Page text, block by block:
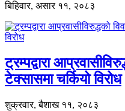
बिहिवार, असार ११, २०८३
ट्रम्पद्वारा
टेक्सासमा चर्कियो विरोध
शुक्रवार, बैशाख ११, २०८३